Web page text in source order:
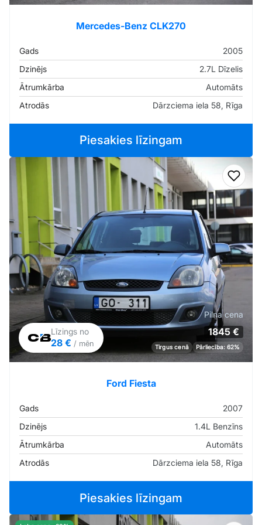
Mercedes-Benz CLK270
Gads
2005
Dzinējs
2.7L Dīzelis
Ātrumkārba
Automāts
Atrodās
Dārzciema iela 58, Rīga
Piesakies līzingam
Līzings no
28 € / mēn
Pilna cena
1845 €
Tirgus cenā Pārliecība: 62%
Ford Fiesta
Gads
2007
Dzinējs
1.4L Benzīns
Ātrumkārba
Automāts
Atrodās
Dārzciema iela 58, Rīga
Piesakies līzingam